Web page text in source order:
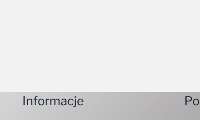
Informacje